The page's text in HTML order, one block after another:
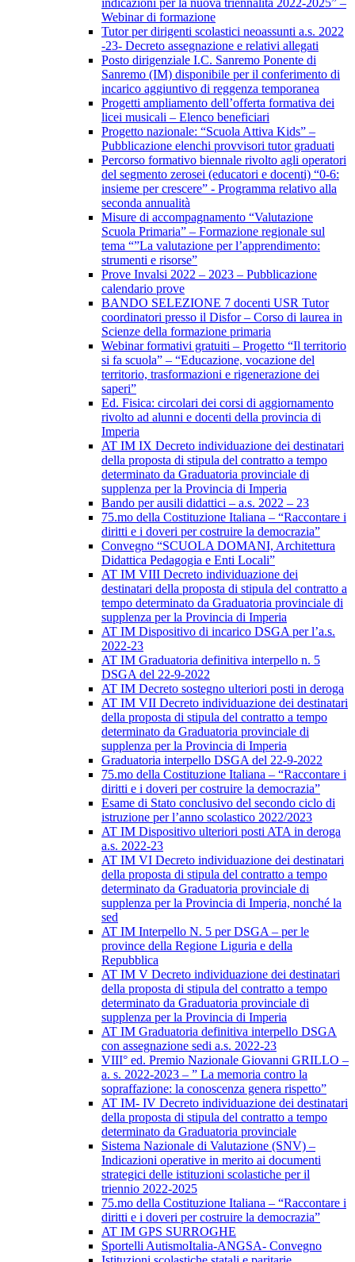
indicazioni per la nuova triennalità 2022-2025” –
Webinar di formazione
Tutor per dirigenti scolastici neoassunti a.s. 2022
-23- Decreto assegnazione e relativi allegati
Posto dirigenziale I.C. Sanremo Ponente di
Sanremo (IM) disponibile per il conferimento di
incarico aggiuntivo di reggenza temporanea
Progetti ampliamento dell’offerta formativa dei
licei musicali – Elenco beneficiari
Progetto nazionale: “Scuola Attiva Kids” –
Pubblicazione elenchi provvisori tutor graduati
Percorso formativo biennale rivolto agli operatori
del segmento zerosei (educatori e docenti) “0-6:
insieme per crescere” - Programma relativo alla
seconda annualità
Misure di accompagnamento “Valutazione
Scuola Primaria” – Formazione regionale sul
tema “”La valutazione per l’apprendimento:
strumenti e risorse”
Prove Invalsi 2022 – 2023 – Pubblicazione
calendario prove
BANDO SELEZIONE 7 docenti USR Tutor
coordinatori presso il Disfor – Corso di laurea in
Scienze della formazione primaria
Webinar formativi gratuiti – Progetto “Il territorio
si fa scuola” – “Educazione, vocazione del
territorio, trasformazioni e rigenerazione dei
saperi”
Ed. Fisica: circolari dei corsi di aggiornamento
rivolto ad alunni e docenti della provincia di
Imperia
AT IM IX Decreto individuazione dei destinatari
della proposta di stipula del contratto a tempo
determinato da Graduatoria provinciale di
supplenza per la Provincia di Imperia
Bando per ausili didattici – a.s. 2022 – 23
75.mo della Costituzione Italiana – “Raccontare i
diritti e i doveri per costruire la democrazia”
Convegno “SCUOLA DOMANI, Architettura
Didattica Pedagogia e Enti Locali”
AT IM VIII Decreto individuazione dei
destinatari della proposta di stipula del contratto a
tempo determinato da Graduatoria provinciale di
supplenza per la Provincia di Imperia
AT IM Dispositivo di incarico DSGA per l’a.s.
2022-23
AT IM Graduatoria definitiva interpello n. 5
DSGA del 22-9-2022
AT IM Decreto sostegno ulteriori posti in deroga
AT IM VII Decreto individuazione dei destinatari
della proposta di stipula del contratto a tempo
determinato da Graduatoria provinciale di
supplenza per la Provincia di Imperia
Graduatoria interpello DSGA del 22-9-2022
75.mo della Costituzione Italiana – “Raccontare i
diritti e i doveri per costruire la democrazia”
Esame di Stato conclusivo del secondo ciclo di
istruzione per l’anno scolastico 2022/2023
AT IM Dispositivo ulteriori posti ATA in deroga
a.s. 2022-23
AT IM VI Decreto individuazione dei destinatari
della proposta di stipula del contratto a tempo
determinato da Graduatoria provinciale di
supplenza per la Provincia di Imperia, nonché la
sed
AT IM Interpello N. 5 per DSGA – per le
province della Regione Liguria e della
Repubblica
AT IM V Decreto individuazione dei destinatari
della proposta di stipula del contratto a tempo
determinato da Graduatoria provinciale di
supplenza per la Provincia di Imperia
AT IM Graduatoria definitiva interpello DSGA
con assegnazione sedi a.s. 2022-23
VIII° ed. Premio Nazionale Giovanni GRILLO –
a. s. 2022-2023 – ” La memoria contro la
sopraffazione: la conoscenza genera rispetto”
AT IM- IV Decreto individuazione dei destinatari
della proposta di stipula del contratto a tempo
determinato da Graduatoria provinciale
Sistema Nazionale di Valutazione (SNV) –
Indicazioni operative in merito ai documenti
strategici delle istituzioni scolastiche per il
triennio 2022-2025
75.mo della Costituzione Italiana – “Raccontare i
diritti e i doveri per costruire la democrazia”
AT IM GPS SURROGHE
Sportelli AutismoItalia-ANGSA- Convegno